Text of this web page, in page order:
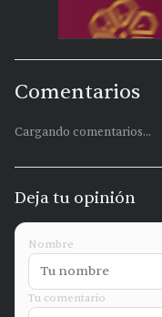
Comentarios
Cargando comentarios...
Deja tu opinión
Nombre
Tu comentario